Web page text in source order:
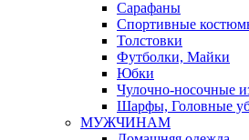
Сарафаны
Спортивные
Толстовки
Футболки, Майки
Юбки
Чулочно-носочные
Шарфы, Головные
МУЖЧИНАМ